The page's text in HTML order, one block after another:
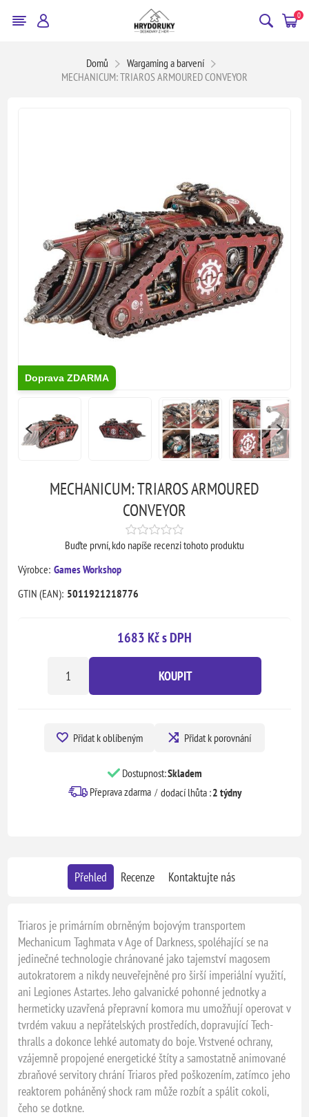
0
Domů
Wargaming a barvení
MECHANICUM: TRIAROS ARMOURED CONVEYOR
Doprava ZDARMA
MECHANICUM: TRIAROS ARMOURED
CONVEYOR
Buďte první, kdo napíše recenzi tohoto produktu
Výrobce: Games Workshop
GTIN (EAN): 5011921218776
1683 Kč s DPH
KOUPIT
Přidat k oblíbeným Přidat k porovnání
Dostupnost:Skladem
Přeprava zdarma
dodací lhůta :2 týdny
Přehled Recenze Kontaktujte nás
Triaros je primárním obrněným bojovým transportem
Mechanicum Taghmata v Age of Darkness, spoléhající se na
jedinečné technologie chránované jako tajemství magosem
autokratorem a nikdy neuveřejněné pro širší imperiální využití,
ani Legiones Astartes. Jeho galvanické pohonné jednotky a
hermeticky uzavřená přepravní komora mu umožňují operovat v
tvrdém vakuu a nepřátelských prostředích, dopravující Tech-
thralls a dokonce lehké automaty do boje. Vrstvené ochrany,
vzájemně propojené energetické štíty a samostatně animované
zbraňové servitory chrání Triaros před poškozením, zatímco jeho
reaktorem poháněný shock ram může rozbít a spálit cokoli,
čeho se dotkne.